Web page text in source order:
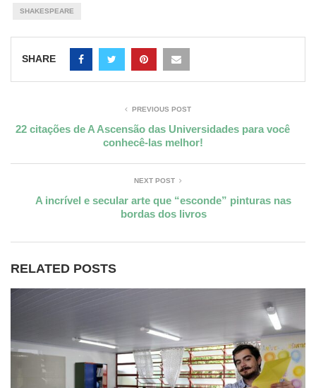
SHAKESPEARE
SHARE
PREVIOUS POST
22 citações de A Ascensão das Universidades para você
conhecê-las melhor!
NEXT POST
A incrível e secular arte que “esconde” pinturas nas
bordas dos livros
RELATED POSTS